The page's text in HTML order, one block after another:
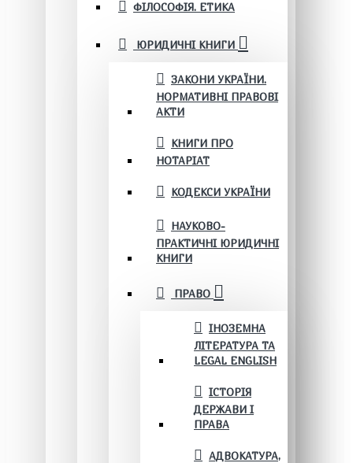
ФІЛОСОФІЯ. ЕТИКА
ЮРИДИЧНІ КНИГИ
ЗАКОНИ УКРАЇНИ.
НОРМАТИВНІ ПРАВОВІ
АКТИ
КНИГИ ПРО
НОТАРІАТ
КОДЕКСИ УКРАЇНИ
НАУКОВО-
ПРАКТИЧНІ ЮРИДИЧНІ
КНИГИ
ПРАВО
ІНОЗЕМНА
ЛІТЕРАТУРА ТА
LEGAL ENGLISH
ІСТОРІЯ
ДЕРЖАВИ І
ПРАВА
АДВОКАТУРА,